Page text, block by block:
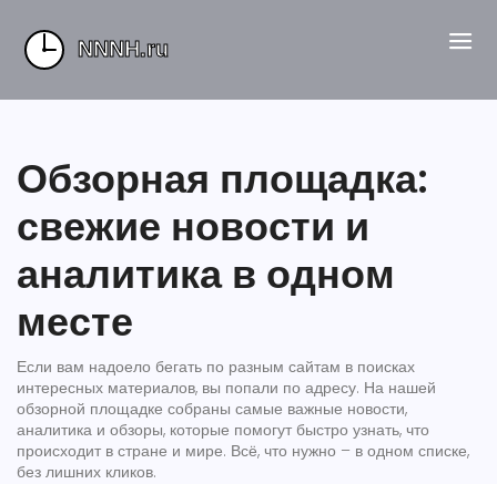
Обзорная площадка:
свежие новости и
аналитика в одном
месте
Если вам надоело бегать по разным сайтам в поисках
интересных материалов, вы попали по адресу. На нашей
обзорной площадке собраны самые важные новости,
аналитика и обзоры, которые помогут быстро узнать, что
происходит в стране и мире. Всё, что нужно – в одном списке,
без лишних кликов.